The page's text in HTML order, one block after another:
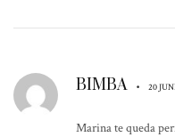
BIMBA • 20
Marina te queda